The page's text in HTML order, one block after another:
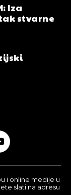
Iza
stvarne
i online medije u
slati na adresu